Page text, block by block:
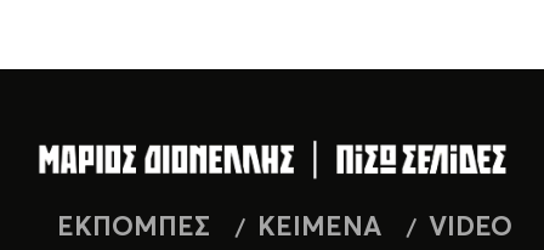
ΕΚΠΟΜΠΕΣ ΚΕΙΜΕΝΑ
VIDEO